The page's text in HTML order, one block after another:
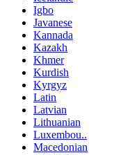
Igbo
Javanese
Kannada
Kazakh
Khmer
Kurdish
Kyrgyz
Latin
Latvian
Lithuanian
Luxembou..
Macedonian